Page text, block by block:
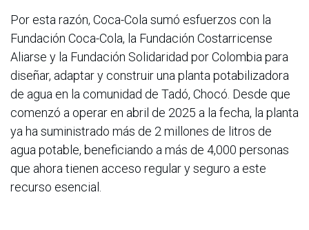
Por esta razón, Coca-Cola sumó esfuerzos con la
Fundación Coca-Cola, la Fundación Costarricense
Aliarse y la Fundación Solidaridad por Colombia para
diseñar, adaptar y construir una planta potabilizadora
de agua en la comunidad de Tadó, Chocó. Desde que
comenzó a operar en abril de 2025 a la fecha, la planta
ya ha suministrado más de 2 millones de litros de
agua potable, beneficiando a más de 4,000 personas
que ahora tienen acceso regular y seguro a este
recurso esencial.